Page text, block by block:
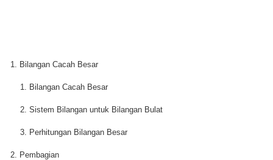
1. Bilangan Cacah Besar
1. Bilangan Cacah Besar
2. Sistem Bilangan untuk Bilangan Bulat
3. Perhitungan Bilangan Besar
2. Pembagian